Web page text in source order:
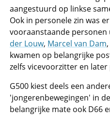
aangestuurd op linkse
Ook in personele zin was
vooraanstaande personen
der Louw, Marcel van Dam,
kwamen op belangrijke
zelfs vicevoorzitter en
G500 kiest deels een
'jongerenbewegingen' in
belangrijke mate ook D66